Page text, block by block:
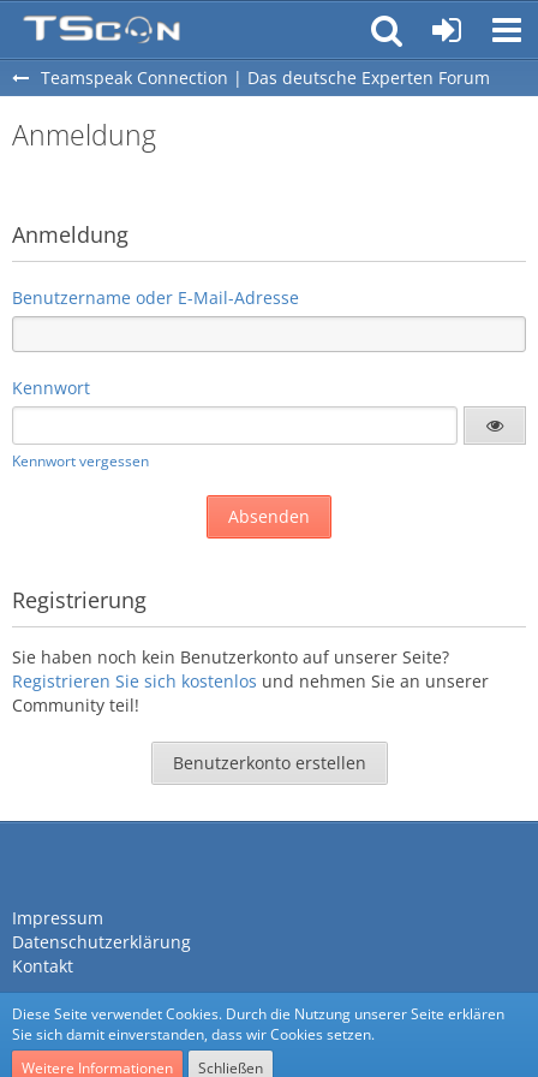
Teamspeak Connection | Das deutsche Experten Forum
Anmeldung
Anmeldung
Benutzername oder E-Mail-Adresse
Kennwort
Kennwort vergessen
Registrierung
Sie haben noch kein Benutzerkonto auf unserer Seite?
Registrieren Sie sich kostenlos und nehmen Sie an unserer
Community teil!
Benutzerkonto erstellen
Impressum
Datenschutzerklärung
Kontakt
Diese Seite verwendet Cookies. Durch die Nutzung unserer Seite erklären
Sie sich damit einverstanden, dass wir Cookies setzen.
Weitere Informationen
Schließen